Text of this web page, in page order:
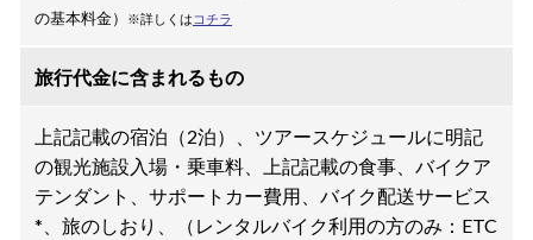
の基本料金）
※詳しくは コチラ
旅行代金に含まれるもの
上記記載の宿泊（2泊）、ツアースケジュールに明記
の観光施設入場・乗車料、上記記載の食事、バイクア
テンダント
、サポートカー費用、バイク配送サービス
*、 旅のしおり、（レンタルバイク利用の方のみ：ETC